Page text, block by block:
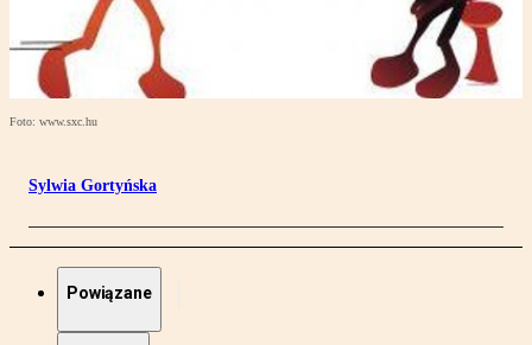
Foto: www.sxc.hu
Sylwia Gortyńska
Powiązane